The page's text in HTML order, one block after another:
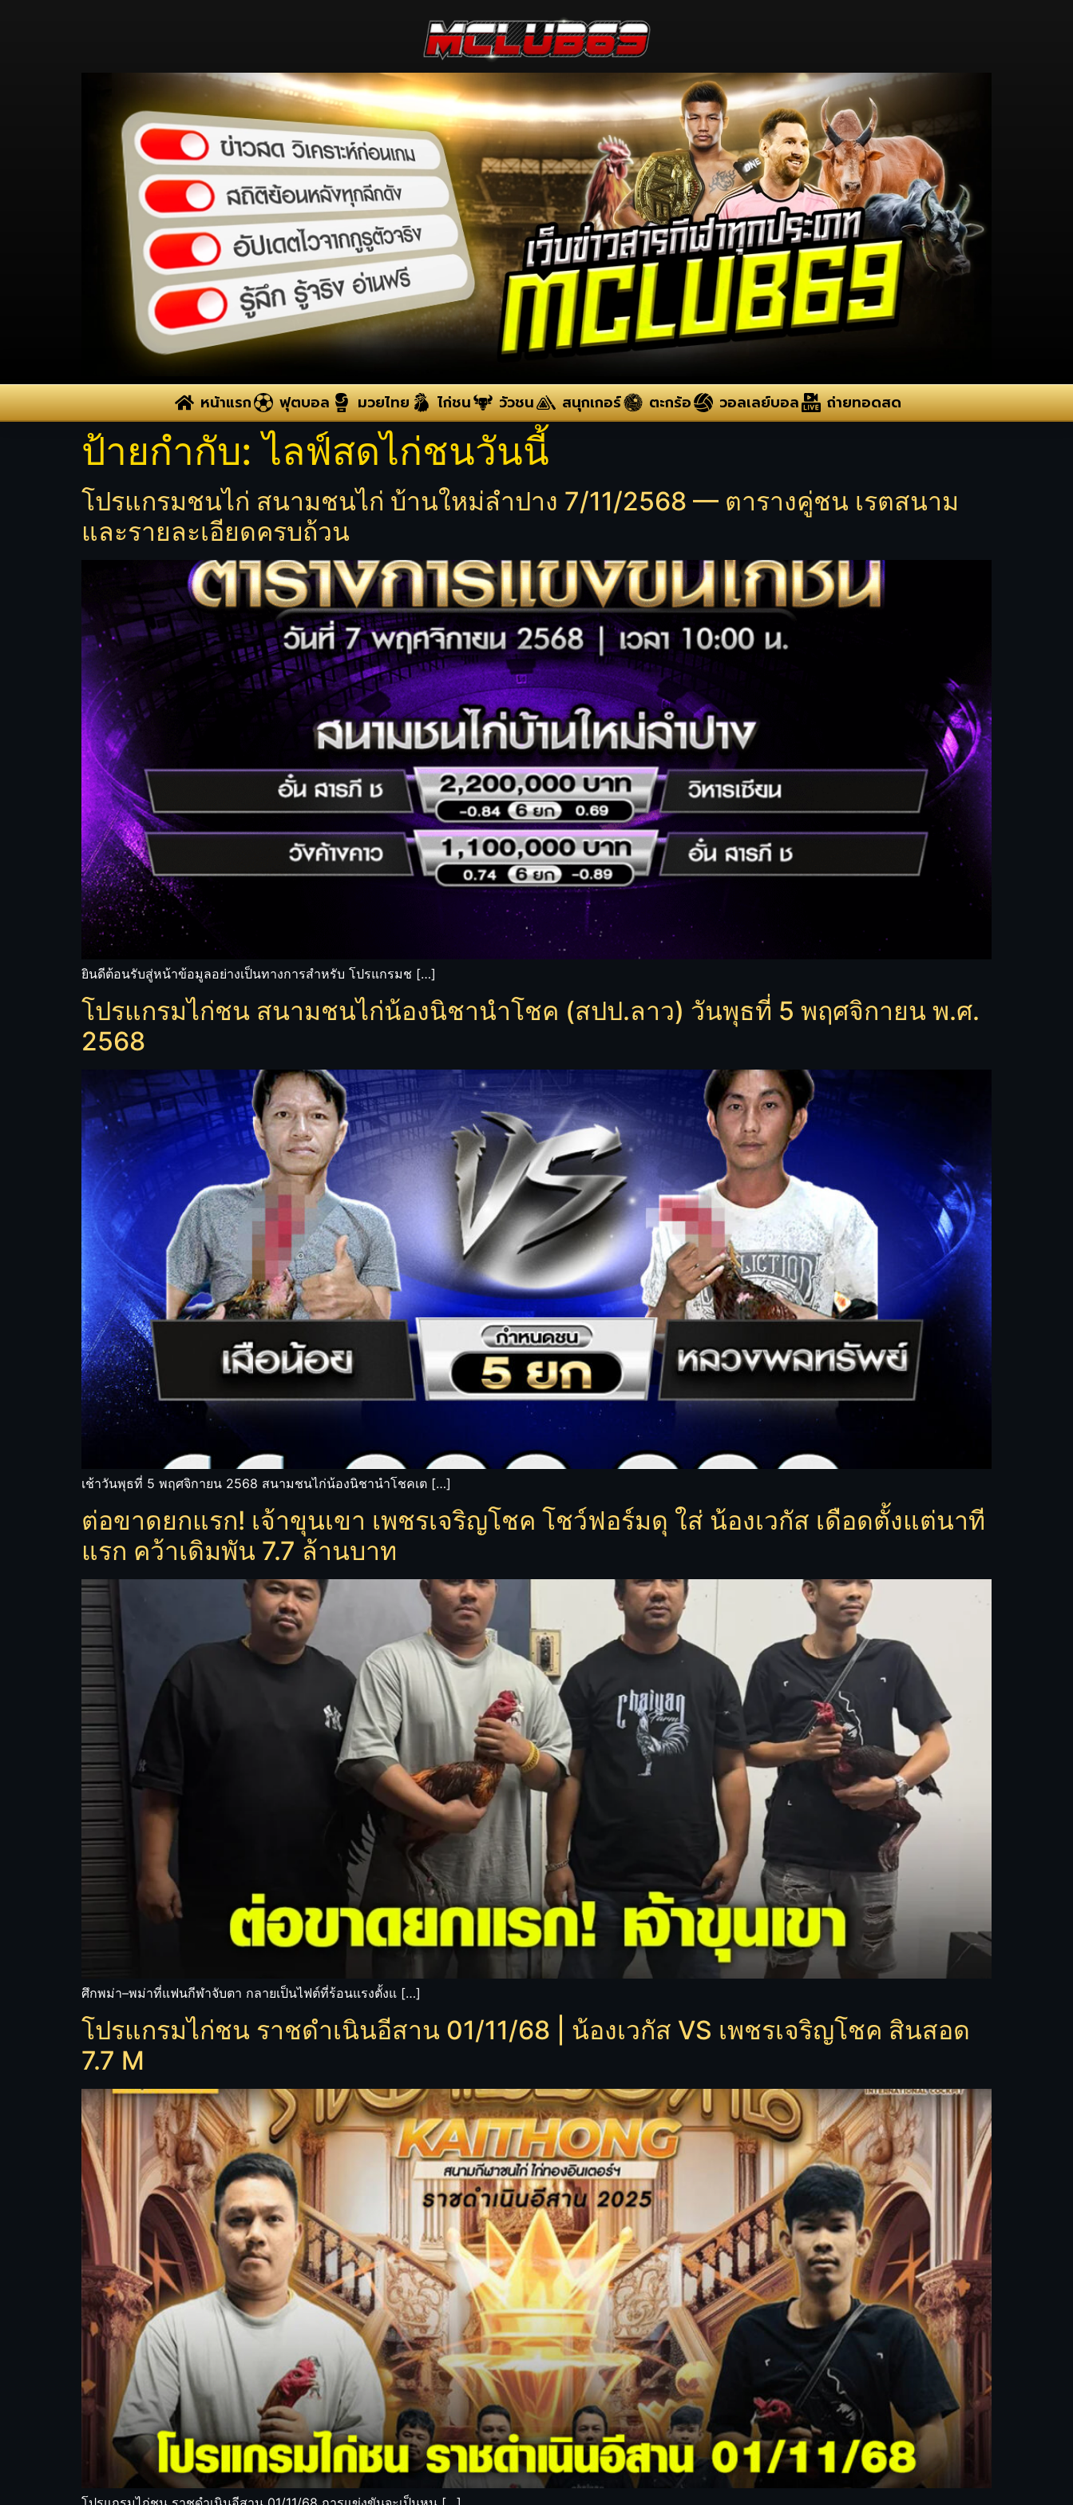
หน้าแรก ฟุตบอล มวยไทย ไก่ชน วัวชน สนุกเกอร์ ตะกร้อ วอลเลย์บอล ถ่ายทอดสด
ป้ายกำกับ:ไลฟ์สดไก่ชนวันนี้
โปรแกรมชนไก่ สนามชนไก่ บ้านใหม่ลำปาง 7/11/2568 — ตารางคู่ชน เรตสนาม
และรายละเอียดครบถ้วน
ยินดีต้อนรับสู่หน้าข้อมูลอย่างเป็นทางการสำหรับ โปรแกรมช […]
โปรแกรมไก่ชน สนามชนไก่น้องนิชานำโชค (สปป.ลาว) วันพุธที่ 5 พฤศจิกายน พ.ศ.
2568
เช้าวันพุธที่ 5 พฤศจิกายน 2568 สนามชนไก่น้องนิชานำโชคเต […]
ต่อขาดยกแรก! เจ้าขุนเขา เพชรเจริญโชค โชว์ฟอร์มดุ ใส่ น้องเวกัส เดือดตั้งแต่นาที
แรก คว้าเดิมพัน 7.7 ล้านบาท
ศึกพม่า–พม่าที่แฟนกีฬาจับตา กลายเป็นไฟต์ที่ร้อนแรงตั้งแ […]
โปรแกรมไก่ชน ราชดำเนินอีสาน 01/11/68 | น้องเวกัส VS เพชรเจริญโชค สินสอด
7.7 M